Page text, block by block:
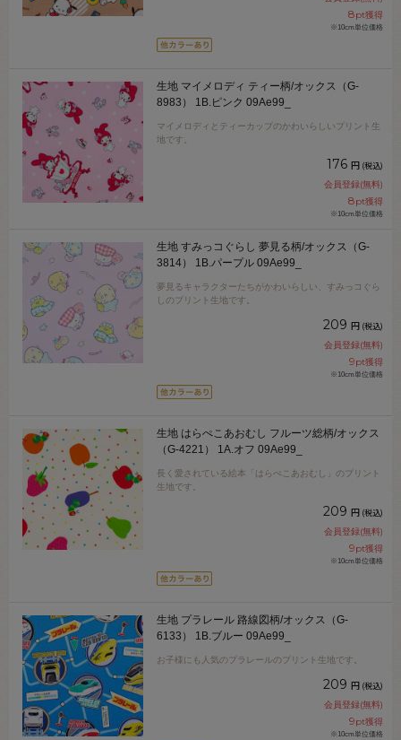
8pt獲得
※10cm単位価格
生地 マイメロディ ティー柄/オックス（G-
8983） 1B.ピンク 09Ae99_
マイメロディとティーカップのかわいらしいプリント生
地です。
176 円 (税込)
会員登録(無料)
8pt獲得
※10cm単位価格
生地 すみっコぐらし 夢見る柄/オックス（G-
3814） 1B.パープル 09Ae99_
夢見るキャラクターたちがかわいらしい、すみっコぐら
しのプリント生地です。
209 円 (税込)
会員登録(無料)
9pt獲得
※10cm単位価格
生地 はらぺこあおむし フルーツ総柄/オックス
（G-4221） 1A.オフ 09Ae99_
長く愛されている絵本「はらぺこあおむし」のプリント
生地です。
209 円 (税込)
会員登録(無料)
9pt獲得
※10cm単位価格
生地 プラレール 路線図柄/オックス（G-
6133） 1B.ブルー 09Ae99_
お子様にも人気のプラレールのプリント生地です。
209 円 (税込)
会員登録(無料)
9pt獲得
※10cm単位価格